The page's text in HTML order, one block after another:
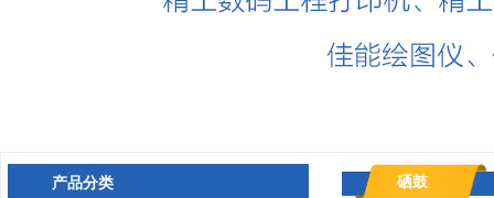
产品分类 硒鼓